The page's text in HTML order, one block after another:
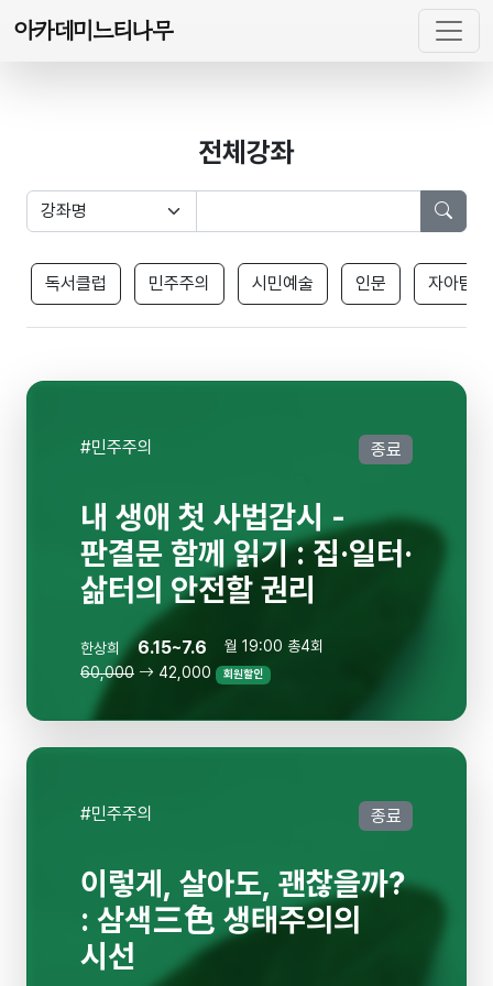
아카데미느티나무
전체강좌
독서클럽 민주주의 시민예술 인문 자아탐색
#민주주의 종료
내 생애 첫 사법감시 -
판결문 함께 읽기 : 집·일터·
삶터의 안전할 권리
한상희 6.15~7.6
월 19:00 총4회
60,000
42,000 회원할인
#민주주의 종료
이렇게, 살아도, 괜찮을까?
: 삼색三色 생태주의의
시선